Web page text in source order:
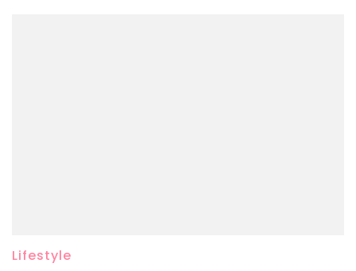
Lifestyle